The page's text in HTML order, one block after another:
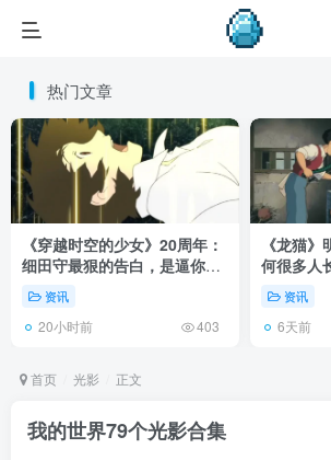
热门文章
《穿越时空的少女》20周年：
细田守最狠的告白，是逼你承
认有些夏天回不去了！
资讯
20小时前 403
《龙猫
何很多人
本不在
资讯
6天前
首页 光影 正文
我的世界79个光影合集